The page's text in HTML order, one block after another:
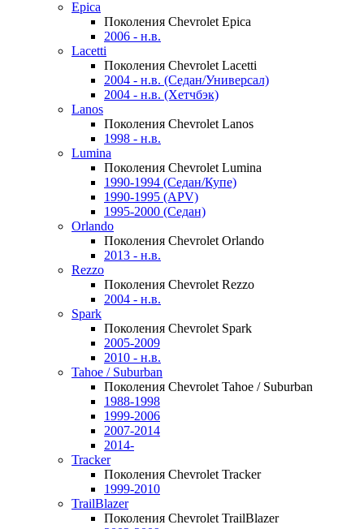
Epica
Поколения Chevrolet Epica
2006 - н.в.
Lacetti
Поколения Chevrolet Lacetti
2004 - н.в. (Седан/Универсал)
2004 - н.в. (Хетчбэк)
Lanos
Поколения Chevrolet Lanos
1998 - н.в.
Lumina
Поколения Chevrolet Lumina
1990-1994 (Седан/Купе)
1990-1995 (APV)
1995-2000 (Седан)
Orlando
Поколения Chevrolet Orlando
2013 - н.в.
Rezzo
Поколения Chevrolet Rezzo
2004 - н.в.
Spark
Поколения Chevrolet Spark
2005-2009
2010 - н.в.
Tahoe / Suburban
Поколения Chevrolet Tahoe / Suburban
1988-1998
1999-2006
2007-2014
2014-
Tracker
Поколения Chevrolet Tracker
1999-2010
TrailBlazer
Поколения Chevrolet TrailBlazer